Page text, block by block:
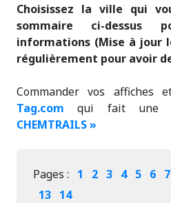
Choisissez la ville qui
sommaire ci-dessus
informations (Mise à jour
régulièrement pour avoir
Commander vos affiches
Tag.com qui fait une
CHEMTRAILS »
Pages : 1 2 3 4 5 6 7
13 14